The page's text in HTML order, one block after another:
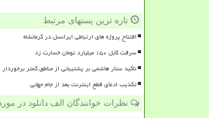
تازه ترین پستهای مرتبط
افتتاح پروژه های ارتباطی ایرانسل در کرمانشاه
سرقت کابل ۱۵۰ میلیارد تومان خسارت زد
تاکید ستار هاشمی بر پشتیبانی از مناطق کمتر برخوردار
تکذیب ادعای قطع اینترنت بعد از جام جهانی
نظرات خوانندگان الف دانلود در